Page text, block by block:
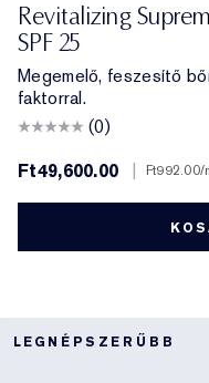
Revitalizing
SPF 25
Megemelő, feszesítő
faktorral.
(0)
Ft49,600.00
Ft992.00/
LEGNÉPSZERŰBB